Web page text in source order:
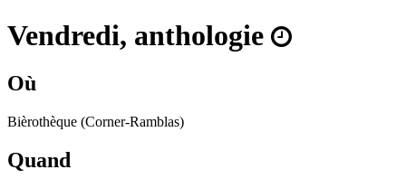
Vendredi, anthologie
Où
Bièrothèque (Corner-Ramblas)
Quand